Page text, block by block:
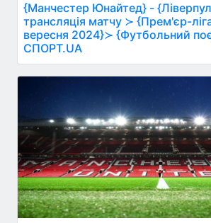
{Манчестер Юнайтед} -
трансляція матчу ≻ {Прем'єр-
вересня 2024}≻ {Футбольний
СПОРТ.UA